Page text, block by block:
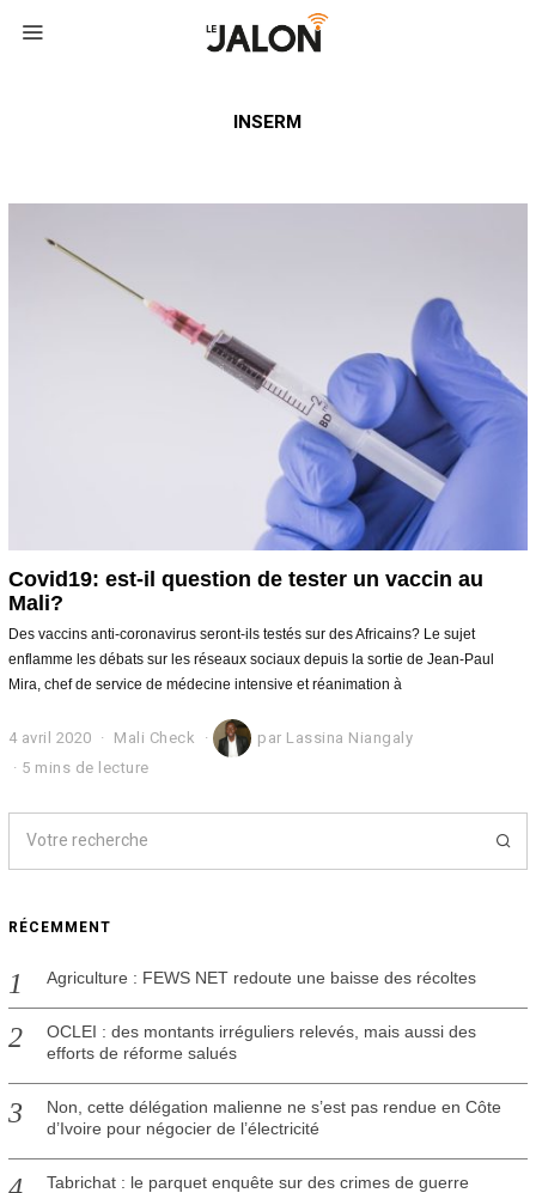
INSERM
Covid19: est-il question de tester un vaccin au
Mali?
Des vaccins anti-coronavirus seront-ils testés sur des Africains? Le sujet
enflamme les débats sur les réseaux sociaux depuis la sortie de Jean-Paul
Mira, chef de service de médecine intensive et réanimation à
4 avril 2020
6
m
2
0
Mali Check par Lassina Niangaly
5 mins de lecture
RÉCEMMENT
Agriculture : FEWS NET redoute une baisse des récoltes
OCLEI : des montants irréguliers relevés, mais aussi des
efforts de réforme salués
Non, cette délégation malienne ne s’est pas rendue en Côte
d’Ivoire pour négocier de l’électricité
Tabrichat : le parquet enquête sur des crimes de guerre